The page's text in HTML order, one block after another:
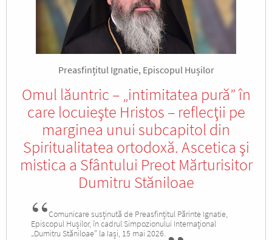
Preasfințitul Ignatie, Episcopul Hușilor
Omul lăuntric – „intimitatea pură” în
care locuieşte Hristos – reflecţii pe
marginea unui subcapitol din
Spiritualitatea ortodoxă. Ascetica şi
mistica a Sfântului Preot Mărturisitor
Dumitru Stăniloae
Comunicare susținută de Preasfințitul Părinte Ignatie,
Episcopul Hușilor, în cadrul Simpozionului Internațional
„Dumitru Stăniloae” la Iași, 15 mai 2026.